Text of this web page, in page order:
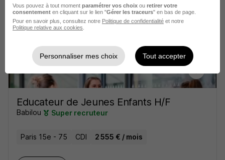
Voir l’offre
il y a 2 jours
Educateur de Jeunes Enfants H/F
Babilou Super recruteur
Paris 15e - 75 CDI 2 555 € / mois
Vous pouvez à tout moment paramétrer vos choix ou retirer votre
consentement en cliquant sur le lien "Gérer les traceurs" en bas de page.
Pour en savoir plus, consultez notre Politique de confidentialité et notre
Politique relative aux cookies
Personnaliser mes choix Tout accepter